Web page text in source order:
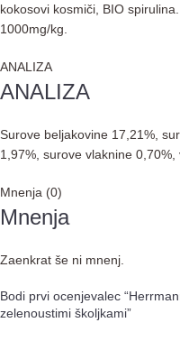
kokosovi kosmiči, BIO
1000mg/kg.
ANALIZA
ANALIZA
Surove beljakovine 17,21%,
1,97%, surove vlaknine 0,70%,
Mnenja (0)
Mnenja
Zaenkrat še ni mnenj.
Bodi prvi ocenjevalec
zelenoustimi školjkami”